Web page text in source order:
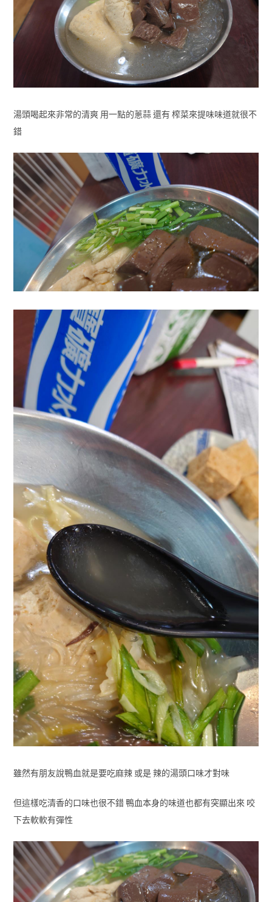
湯頭喝起來非常的清爽 用一點的蔥蒜 還有 榨菜來提味味道就很不
錯
雖然有朋友說鴨血就是要吃麻辣 或是 辣的湯頭口味才對味
但這樣吃清香的口味也很不錯 鴨血本身的味道也都有突顯出來 咬
下去軟軟有彈性